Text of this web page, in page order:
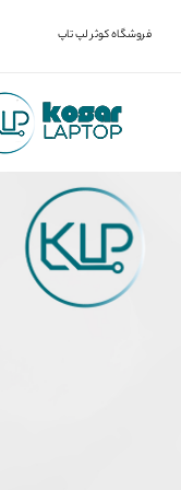
فروشگاه کوثر لپ تاپ